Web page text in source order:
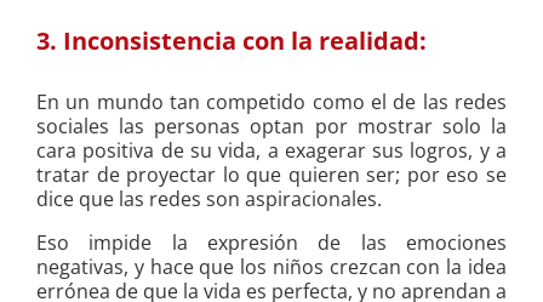
3. Inconsistencia con la realidad:
En un mundo tan competido como el de las redes
sociales las personas optan por mostrar solo la
cara positiva de su vida, a exagerar sus logros, y a
tratar de proyectar lo que quieren ser; por eso se
dice que las redes son aspiracionales.
Eso impide la expresión de las emociones
negativas, y hace que los niños crezcan con la idea
errónea de que la vida es perfecta, y no aprendan a